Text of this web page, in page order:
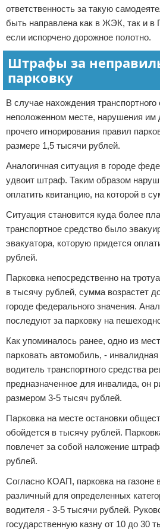
ответственность за такую
быть направлена как в ЖЭК, так и
если испорчено дорожное полотно.
Штрафы за
парковку
В случае нахождения транспортного
неположенном месте, нарушения им
прочего игнорирования правил
размере 1,5 тысячи рублей.
Аналогичная ситуация в городе
удвоит штраф. Таким образом
оплатить квитанцию, на которой в
Ситуация становится куда более
транспортное средство было
эвакуатора, которую придется
рублей.
Парковка непосредственно на
в тысячу рублей, сумма возрастет
городе федерального значения.
последуют за парковку на
Как упоминалось ранее, одно из
парковать автомобиль, -
водитель транспортного средства
предназначенное для инвалида, он
размером 3-5 тысяч рублей.
Парковка на месте остановки
обойдется в тысячу рублей.
повлечет за собой наложение
рублей.
Согласно КОАП, парковка на газоне
различный для определенных
водителя - 3-5 тысячи рублей.
государственную казну от 10 до 30